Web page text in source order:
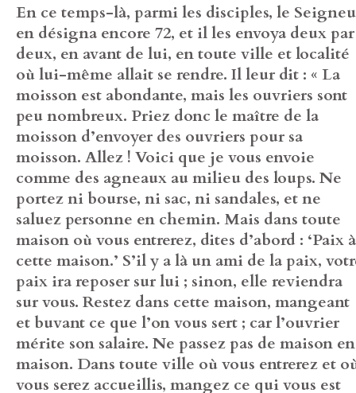
En ce temps-là, parmi les disciples, le
en désigna encore 72, et il les envoya deux par
deux, en avant de lui, en toute ville et localité
où lui-même allait se rendre. Il leur dit : « La
moisson est abondante, mais les ouvriers sont
peu nombreux. Priez donc le maître de la
moisson d’envoyer des ouvriers pour sa
moisson. Allez ! Voici que je vous envoie
comme des agneaux au milieu des loups. Ne
portez ni bourse, ni sac, ni sandales, et ne
saluez personne en chemin. Mais dans toute
maison où vous entrerez, dites d’abord : ‘Paix à
cette maison.’ S’il y a là un ami de la paix,
paix ira reposer sur lui ; sinon, elle reviendra
sur vous. Restez dans cette maison, mangeant
et buvant ce que l’on vous sert ; car l’ouvrier
mérite son salaire. Ne passez pas de maison en
maison. Dans toute ville où vous entrerez et
vous serez accueillis, mangez ce qui vous est